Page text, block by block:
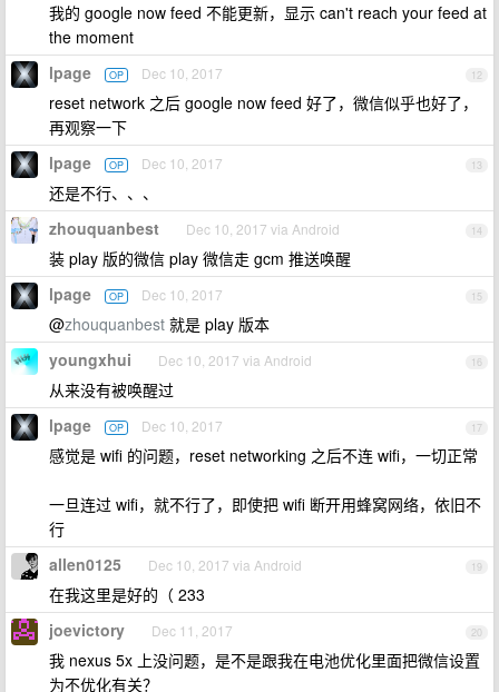
我的 google now feed 不能更新，显示 can't reach your feed at
the moment
12
lpage OP Dec 10, 2017
reset network 之后 google now feed 好了，微信似乎也好了，
再观察一下
13
lpage OP Dec 10, 2017
还是不行、、、
14
zhouquanbest Dec 10, 2017 via Android
装 play 版的微信 play 微信走 gcm 推送唤醒
15
lpage OP Dec 10, 2017
@zhouquanbest 就是 play 版本
16
youngxhui Dec 10, 2017 via Android
从来没有被唤醒过
17
lpage OP Dec 10, 2017
感觉是 wifi 的问题，reset networking 之后不连 wifi，一切正常
一旦连过 wifi，就不行了，即使把 wifi 断开用蜂窝网络，依旧不
行
19
allen0125 Dec 10, 2017 via Android
在我这里是好的（ 233
20
joevictory Dec 11, 2017
我 nexus 5x 上没问题，是不是跟我在电池优化里面把微信设置
为不优化有关？